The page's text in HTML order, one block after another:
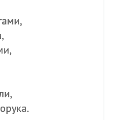
празднуют именины